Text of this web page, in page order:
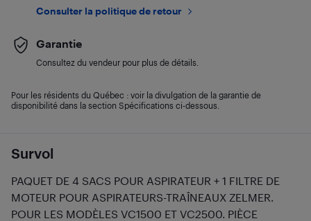
Survol
PAQUET DE 4 SACS POUR ASPIRATEUR + 1 FILTRE DE
MOTEUR POUR ASPIRATEURS-TRAÎNEAUX ZELMER.
POUR LES MODÈLES VC1500 ET VC2500. PIÈCE
Consulter la politique de retour
Garantie
Consultez du vendeur pour plus de détails.
Pour les résidents du Québec : voir la divulgation de la garantie de
disponibilité dans la section Spécifications ci-dessous.